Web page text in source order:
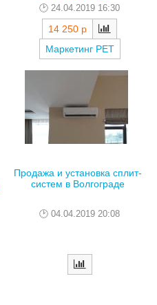
24.04.2019 16:30
14 250 р
Маркетинг РЕТ
Продажа и установка сплит-
систем в Волгограде
04.04.2019 20:08